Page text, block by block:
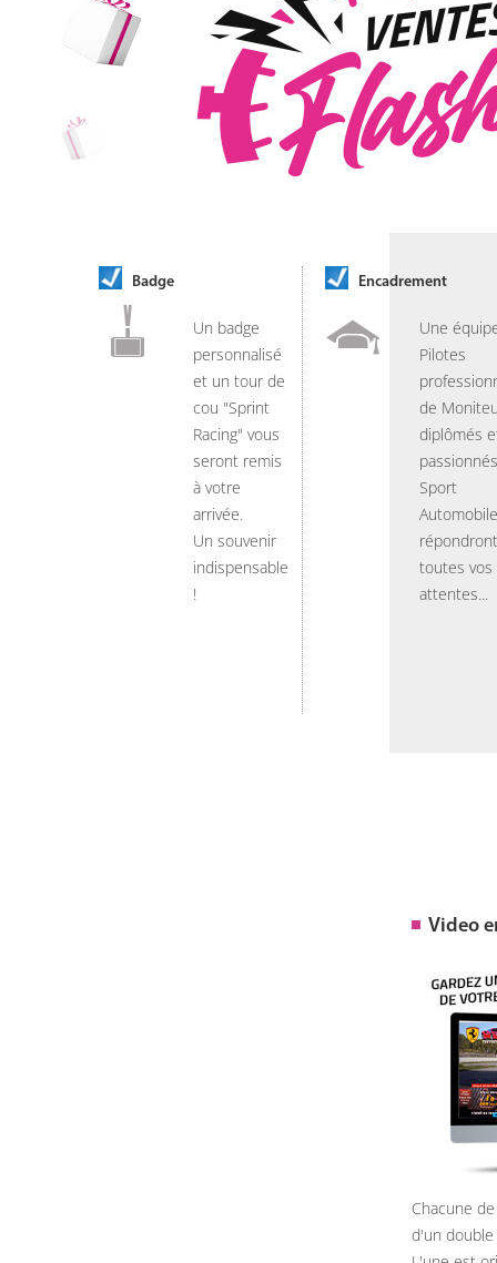
Badge
Un badge
personnalisé
et un tour de
cou "Sprint
Racing" vous
seront remis
à votre
arrivée.
Un souvenir
indispensable
!
Encadrement
Une
Pilotes
de
diplômés
Sport
Automobile
toutes vos
attentes...
Video
Chacune
d'un